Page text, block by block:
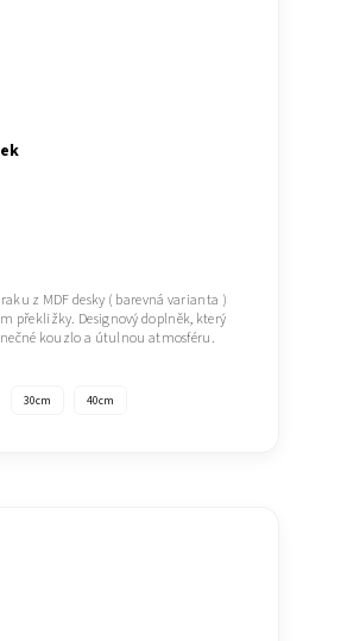
z MDF desky ( barevná varianta )
překližky. Designový doplněk, který
kouzlo a útulnou atmosféru.
30cm 40cm